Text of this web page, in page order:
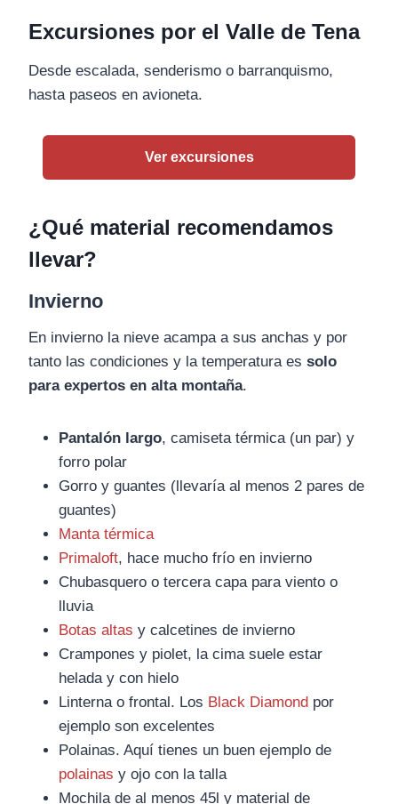
Excursiones por el Valle de Tena
Desde escalada, senderismo o barranquismo,
hasta paseos en avioneta.
Ver excursiones
¿Qué material recomendamos
llevar?
Invierno
En invierno la nieve acampa a sus anchas y por
tanto las condiciones y la temperatura es solo
para expertos en alta montaña.
Pantalón largo, camiseta térmica (un par) y
forro polar
Gorro y guantes (llevaría al menos 2 pares de
guantes)
Manta térmica
Primaloft, hace mucho frío en invierno
Chubasquero o tercera capa para viento o
lluvia
Botas altas y calcetines de invierno
Crampones y piolet, la cima suele estar
helada y con hielo
Linterna o frontal. Los Black Diamond por
ejemplo son excelentes
Polainas. Aquí tienes un buen ejemplo de
polainas y ojo con la talla
Mochila de al menos 45l y material de